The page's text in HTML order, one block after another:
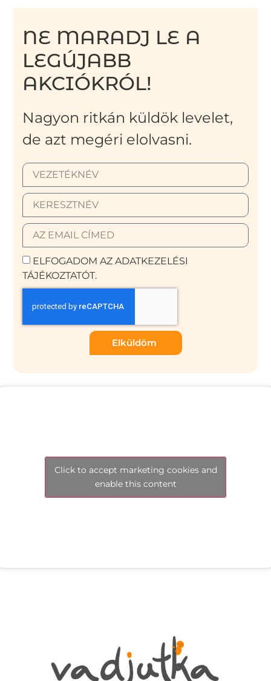
NE MARADJ LE A
LEGÚJABB
AKCIÓKRÓL!
Nagyon ritkán küldök levelet,
de azt megéri elolvasni.
ELFOGADOM AZ ADATKEZELÉSI
TÁJÉKOZTATÓT.
Elküldöm
Click to accept marketing cookies and
enable this content